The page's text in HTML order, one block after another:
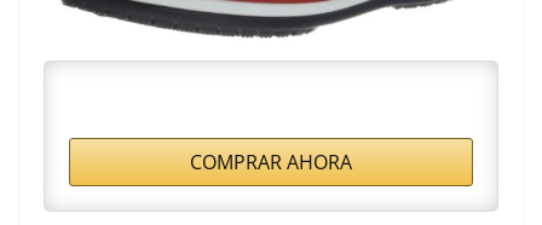
COMPRAR AHORA